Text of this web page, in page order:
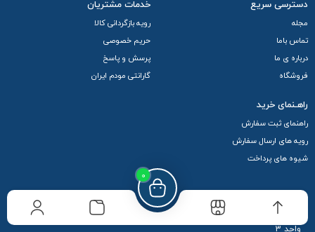
0
دسترسی سریع
مجله
تماس باما
درباره ی ما
فروشگاه
خدمات مشتریان
رویه بازگردانی کالا
حریم خصوصی
پرسش و پاسخ
گارانتی مودم ایران
راهـنمای خرید
راهنمای ثبت سفارش
رویه های ارسال سفارش
شیوه های پرداخت
آدرس مودم ایران : تهران خیابان جانبازان غربی، نبش خیابان همایی،پلاک یک،
واحد 3